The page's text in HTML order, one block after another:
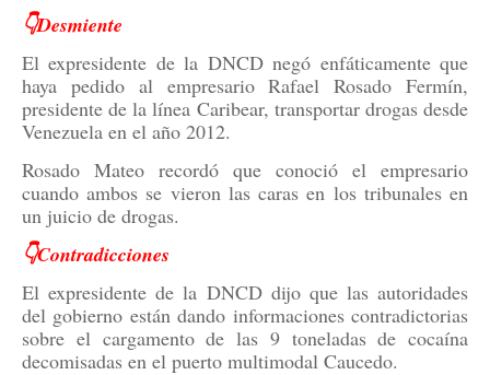
👇Desmiente
El expresidente de la DNCD negó enfáticamente que
haya pedido al empresario Rafael Rosado Fermín,
presidente de la línea Caribear, transportar drogas desde
Venezuela en el año 2012.
Rosado Mateo recordó que conoció el empresario
cuando ambos se vieron las caras en los tribunales en
un juicio de drogas.
👇Contradicciones
El expresidente de la DNCD dijo que las autoridades
del gobierno están dando informaciones contradictorias
sobre el cargamento de las 9 toneladas de cocaína
decomisadas en el puerto multimodal Caucedo.